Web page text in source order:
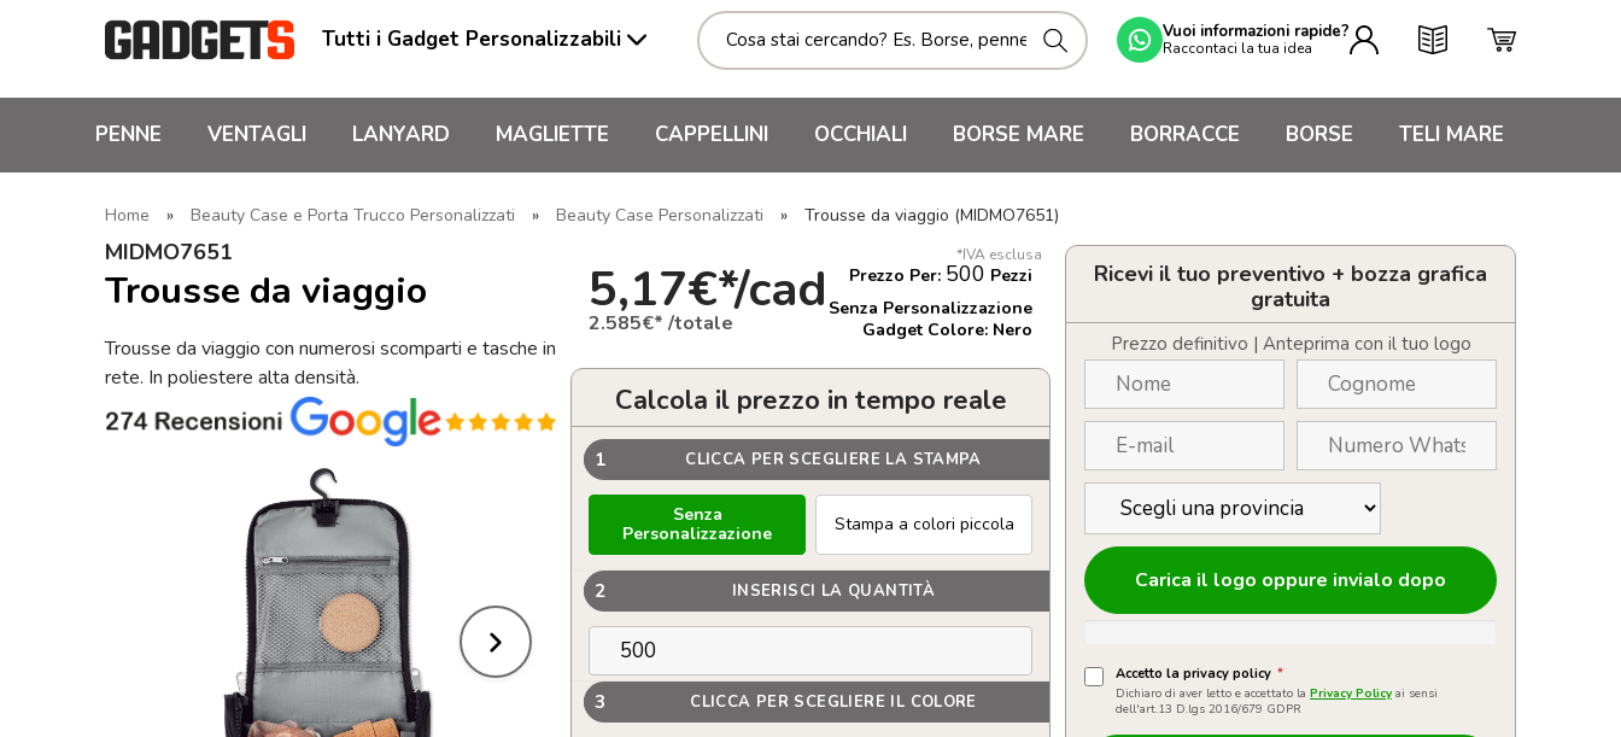
Tutti i Gadget Personalizzabili Vuoi informazioni rapide?
Raccontaci la tua idea
PENNE VENTAGLI LANYARD MAGLIETTE CAPPELLINI OCCHIALI BORSE MARE BORRACCE BORSE TELI MARE
Home » Beauty Case e Porta Trucco Personalizzati » Beauty Case Personalizzati » Trousse da viaggio (MIDMO7651)
MIDMO7651
Trousse da viaggio
Trousse da viaggio con numerosi scomparti e tasche in
rete. In poliestere alta densità.
*IVA esclusa
5,17€*/cad
2.585€* /totale
Prezzo Per: 500 Pezzi
Senza Personalizzazione
Gadget Colore: Nero
Calcola il prezzo in tempo reale
1 CLICCA PER SCEGLIERE LA STAMPA
Senza
Personalizzazione
Stampa a colori piccola
2 INSERISCI LA QUANTITÀ
3 CLICCA PER SCEGLIERE IL COLORE
Ricevi il tuo preventivo + bozza grafica
gratuita
Prezzo definitivo | Anteprima con il tuo logo
Carica il logo oppure invialo dopo
Accetto la privacy policy *
Dichiaro di aver letto e accettato la Privacy Policy ai sensi
dell'art.13 D.lgs 2016/679 GDPR